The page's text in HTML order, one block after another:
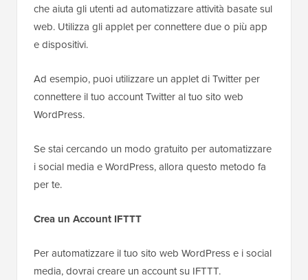
che aiuta gli utenti ad automatizzare attività basate sul
web. Utilizza gli applet per connettere due o più app
e dispositivi.
Ad esempio, puoi utilizzare un applet di Twitter per
connettere il tuo account Twitter al tuo sito web
WordPress.
Se stai cercando un modo gratuito per automatizzare
i social media e WordPress, allora questo metodo fa
per te.
Crea un Account IFTTT
Per automatizzare il tuo sito web WordPress e i social
media, dovrai creare un account su IFTTT.